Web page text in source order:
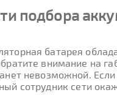
подбора
батарея
внимание на
невозможной.
сотрудник сети